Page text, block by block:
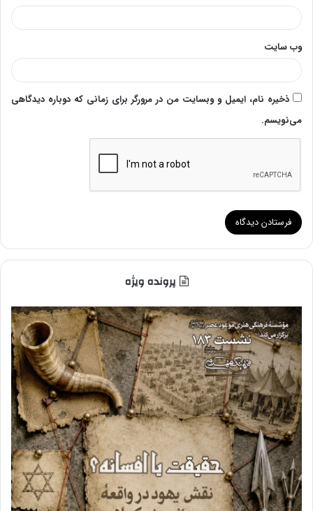
وب‌ سایت
ذخیره نام، ایمیل و وبسایت من در مرورگر برای زمانی که دوباره دیدگاهی
می‌نویسم.
پرونده ویژه